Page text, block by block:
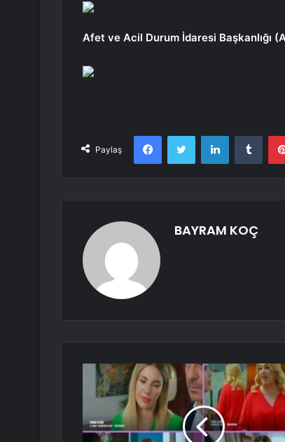
Afet ve Acil Durum İdaresi Başkanlığı
Paylaş
FacebookTwitter LinkedIn
BAYRAM KOÇ